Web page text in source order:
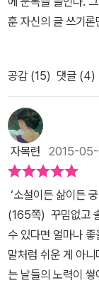
훈 자신의 글 쓰기
연>의 개정판이다.
를 이제야 이책으로
쓰기에 관한 이야기
재미있다. 미술은 동
연극은 한마디로 며
'독고다이류'라고
종이와 볼펜만 있으
둘째로, 남을 짓누
원칙을 훼손당하지
나 했단다. (8~9p)
비참과 무관심의 대
어, 예전에 <아침마
공감 (15) 댓글 (4)
자목련 2015-
‘소설이든 삶이든
(165쪽) 꾸밈없고
수 있다면 얼마나
말처럼 쉬운 게 아
는 날들의 노력이